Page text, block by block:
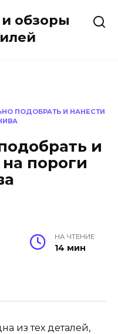
обзоры
ПОДОБРАТЬ И НАНЕСТИ
и
пороги
НА ЧТЕНИЕ
14 мин
из тех деталей,